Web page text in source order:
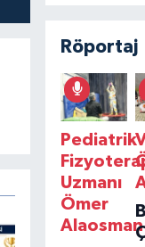
Röportaj
Pediatrik
Uzmanı
Ömer
Alaosman